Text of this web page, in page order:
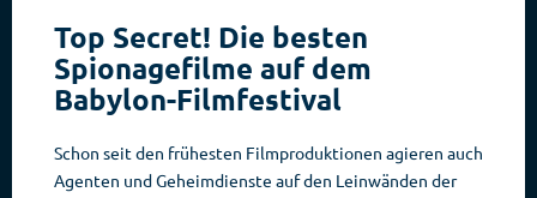
Top Secret! Die besten
Spionagefilme auf dem
Babylon-Filmfestival
Schon seit den frühesten Filmproduktionen agieren auch
Agenten und Geheimdienste auf den Leinwänden der